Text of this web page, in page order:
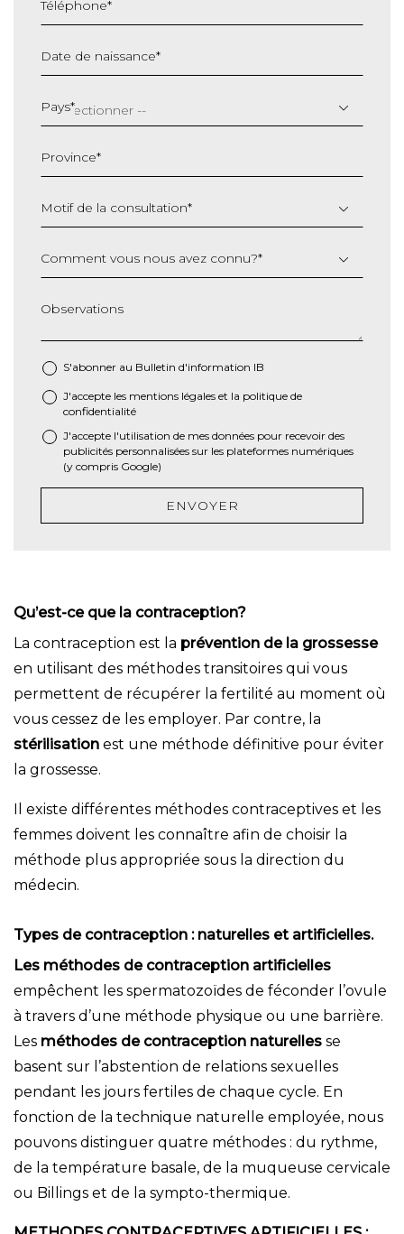
Téléphone*
Date de naissance*
slash
MM
AAAA
Pays*
Province*
Motif de la consultation*
Comment vous nous avez connu?*
Observations
S'abonner au Bulletin d'information IB
* J'accepte les mentions légales et la politique de
confidentialité
J'accepte l'utilisation de mes données pour recevoir des
publicités personnalisées sur les plateformes numériques
(y compris Google)
ENVOYER
Qu’est-ce que la contraception?
La contraception est la prévention de la grossesse
en utilisant des méthodes transitoires qui vous
permettent de récupérer la fertilité au moment où
vous cessez de les employer. Par contre, la
stérilisation est une méthode définitive pour éviter
la grossesse.
Il existe différentes méthodes contraceptives et les
femmes doivent les connaître afin de choisir la
méthode plus appropriée sous la direction du
médecin.
Types de contraception : naturelles et artificielles.
Les méthodes de contraception artificielles
empêchent les spermatozoïdes de féconder l’ovule
à travers d’une méthode physique ou une barrière.
Les méthodes de contraception naturelles se
basent sur l’abstention de relations sexuelles
pendant les jours fertiles de chaque cycle. En
fonction de la technique naturelle employée, nous
pouvons distinguer quatre méthodes : du rythme,
de la température basale, de la muqueuse cervicale
ou Billings et de la sympto-thermique.